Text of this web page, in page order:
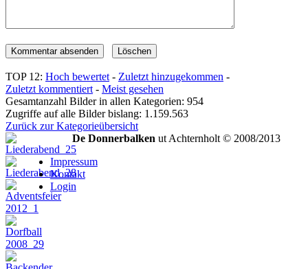
TOP 12: Hoch bewertet - Zuletzt hinzugekommen -
Zuletzt kommentiert - Meist gesehen
Gesamtanzahl Bilder in allen Kategorien: 954
Zugriffe auf alle Bilder bislang: 1.159.563
Zurück zur Kategorieübersicht
De Donnerbalken ut Achternholt © 2008/2013
Impressum
Kontakt
Login